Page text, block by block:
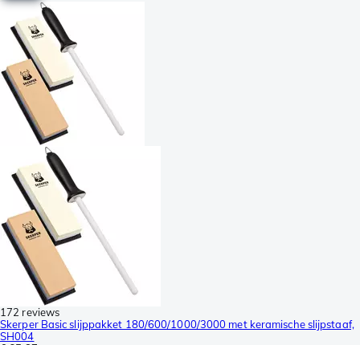
172 reviews
Skerper Basic slijppakket 180/600/1000/3000 met keramische slijpstaaf,
SH004